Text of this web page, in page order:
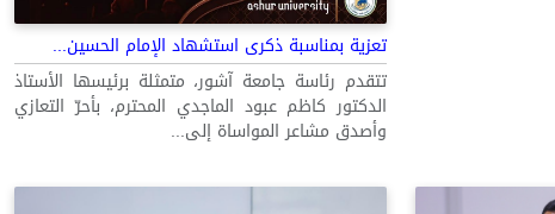
تعزية بمناسبة ذكرى استشهاد الإمام الحسين...
تتقدم رئاسة جامعة آشور، متمثلة برئيسها الأستاذ
الدكتور كاظم عبود الماجدي المحترم، بأحرّ التعازي
وأصدق مشاعر المواساة إلى...